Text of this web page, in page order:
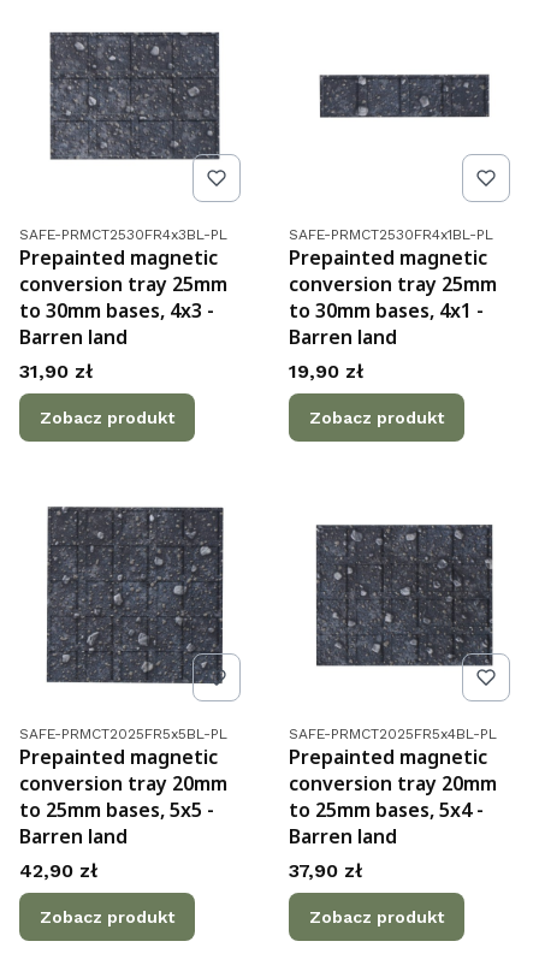
Kod produktu
SAFE-PRMCT2530FR4x3BL-PL
Prepainted magnetic
conversion tray 25mm
to 30mm bases, 4x3 -
Barren land
Cena
31,90 zł
Zobacz produkt
Kod produktu
SAFE-PRMCT2530FR4x1BL-PL
Prepainted magnetic
conversion tray 25mm
to 30mm bases, 4x1 -
Barren land
Cena
19,90 zł
Zobacz produkt
Kod produktu
SAFE-PRMCT2025FR5x5BL-PL
Prepainted magnetic
conversion tray 20mm
to 25mm bases, 5x5 -
Barren land
Cena
42,90 zł
Zobacz produkt
Kod produktu
SAFE-PRMCT2025FR5x4BL-PL
Prepainted magnetic
conversion tray 20mm
to 25mm bases, 5x4 -
Barren land
Cena
37,90 zł
Zobacz produkt